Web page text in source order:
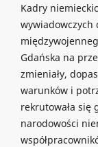
Kadry
wywiadowczych
Gdańska na
zmieniały,
warunków i
rekrutowała się
narodowości